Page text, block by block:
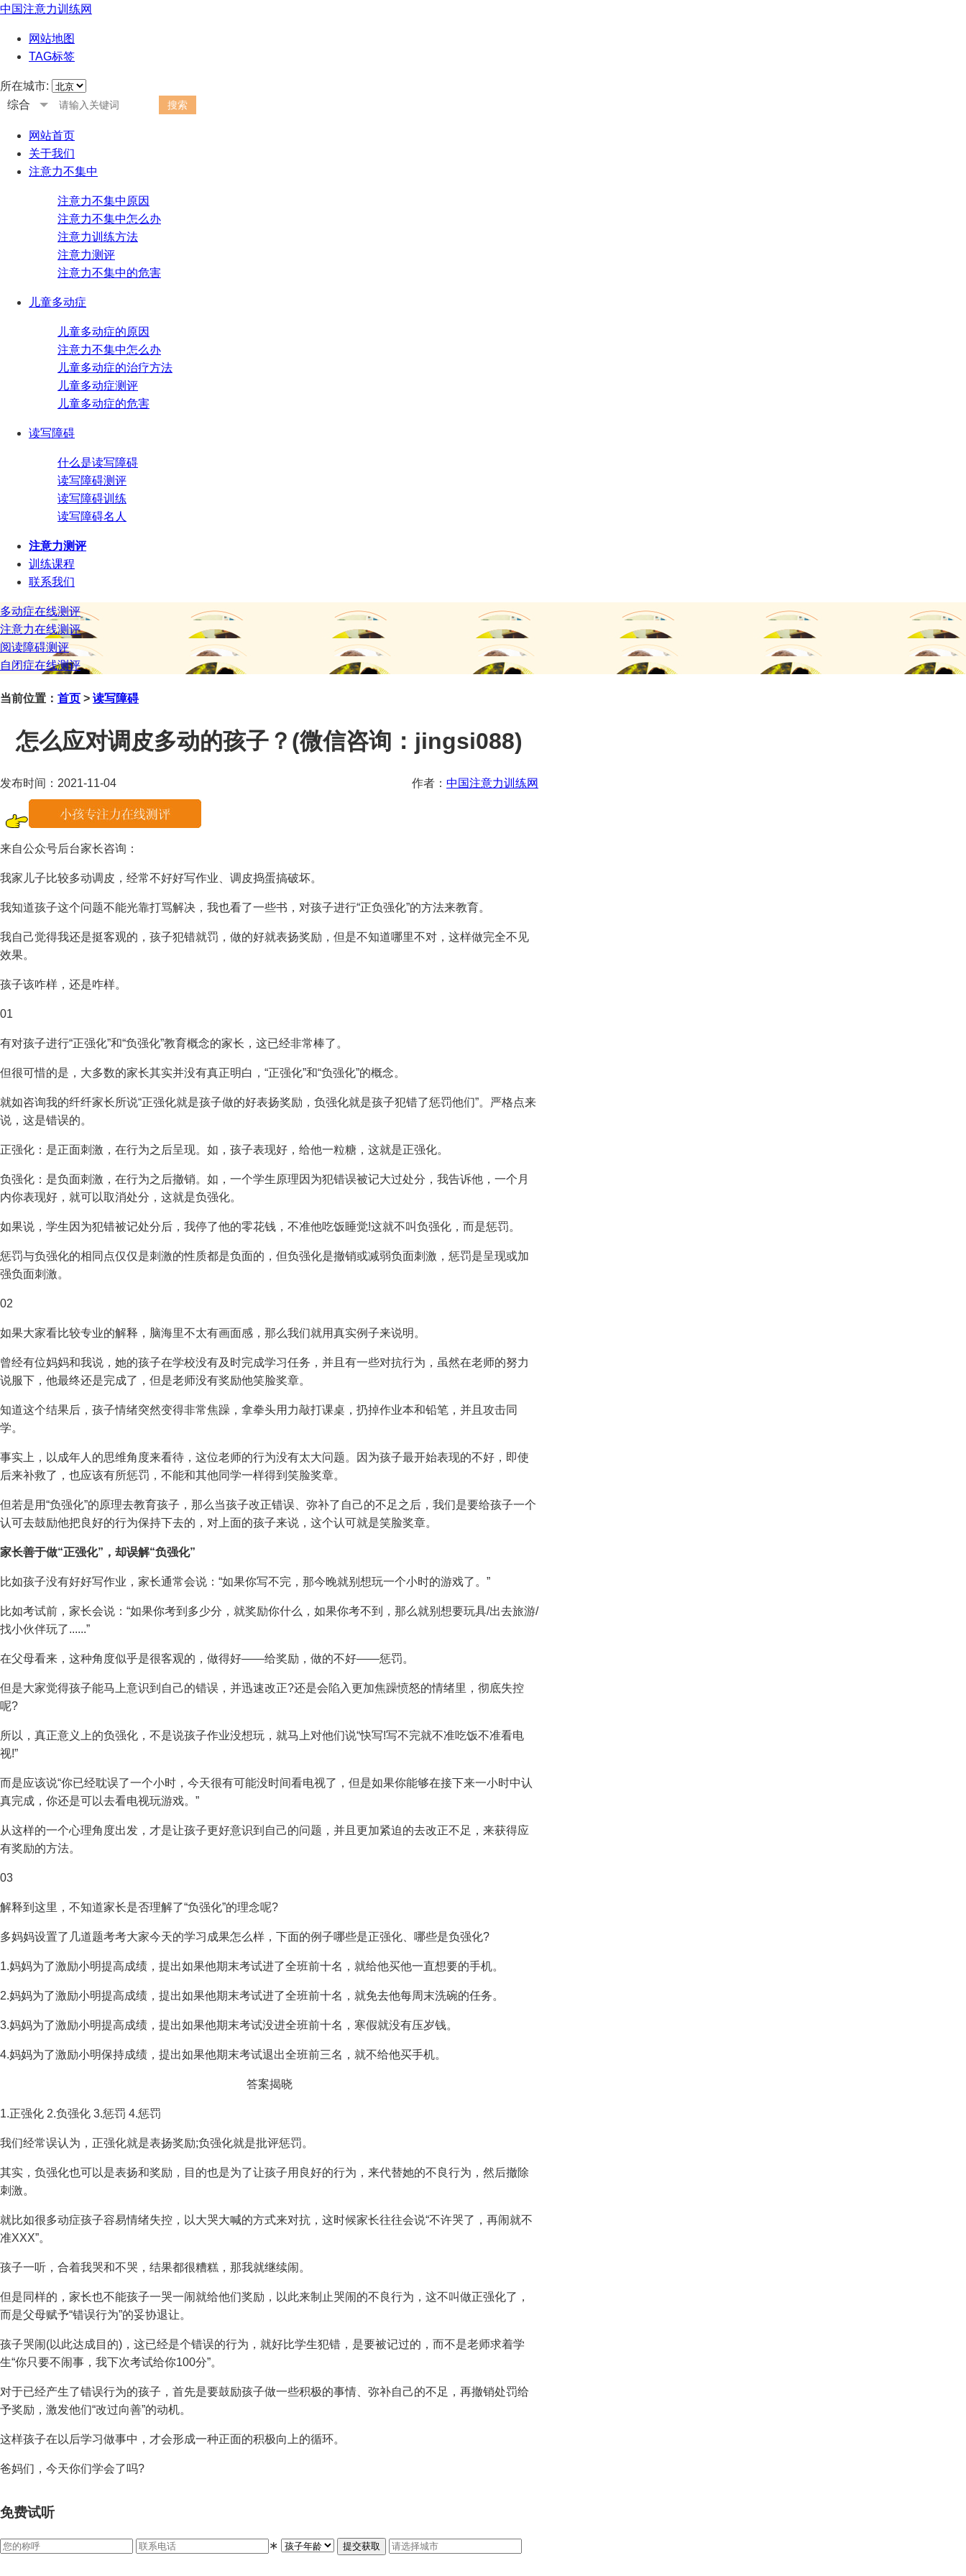
中国注意力训练网
网站地图
TAG标签
所在城市:
综合
网站首页
关于我们
注意力不集中
注意力不集中原因
注意力不集中怎么办
注意力训练方法
注意力测评
注意力不集中的危害
儿童多动症
儿童多动症的原因
注意力不集中怎么办
儿童多动症的治疗方法
儿童多动症测评
儿童多动症的危害
读写障碍
什么是读写障碍
读写障碍测评
读写障碍训练
读写障碍名人
注意力测评
训练课程
联系我们
多动症在线测评
注意力在线测评
阅读障碍测评
自闭症在线测评
当前位置： 首页 > 读写障碍
怎么应对调皮多动的孩子？(微信咨询：jingsi088)
作者： 中国注意力训练网
发布时间：2021-11-04
来自公众号后台家长咨询：
我家儿子比较多动调皮，经常不好好写作业、调皮捣蛋搞破坏。
我知道孩子这个问题不能光靠打骂解决，我也看了一些书，对孩子进行“正负强化”的方法来教育。
我自己觉得我还是挺客观的，孩子犯错就罚，做的好就表扬奖励，但是不知道哪里不对，这样做完全不见
效果。
孩子该咋样，还是咋样。
01
有对孩子进行“正强化”和“负强化”教育概念的家长，这已经非常棒了。
但很可惜的是，大多数的家长其实并没有真正明白，“正强化”和“负强化”的概念。
就如咨询我的纤纤家长所说“正强化就是孩子做的好表扬奖励，负强化就是孩子犯错了惩罚他们”。严格点来
说，这是错误的。
正强化：是正面刺激，在行为之后呈现。如，孩子表现好，给他一粒糖，这就是正强化。
负强化：是负面刺激，在行为之后撤销。如，一个学生原理因为犯错误被记大过处分，我告诉他，一个月
内你表现好，就可以取消处分，这就是负强化。
如果说，学生因为犯错被记处分后，我停了他的零花钱，不准他吃饭睡觉!这就不叫负强化，而是惩罚。
惩罚与负强化的相同点仅仅是刺激的性质都是负面的，但负强化是撤销或减弱负面刺激，惩罚是呈现或加
强负面刺激。
02
如果大家看比较专业的解释，脑海里不太有画面感，那么我们就用真实例子来说明。
曾经有位妈妈和我说，她的孩子在学校没有及时完成学习任务，并且有一些对抗行为，虽然在老师的努力
说服下，他最终还是完成了，但是老师没有奖励他笑脸奖章。
知道这个结果后，孩子情绪突然变得非常焦躁，拿拳头用力敲打课桌，扔掉作业本和铅笔，并且攻击同
学。
事实上，以成年人的思维角度来看待，这位老师的行为没有太大问题。因为孩子最开始表现的不好，即使
后来补救了，也应该有所惩罚，不能和其他同学一样得到笑脸奖章。
但若是用“负强化”的原理去教育孩子，那么当孩子改正错误、弥补了自己的不足之后，我们是要给孩子一个
认可去鼓励他把良好的行为保持下去的，对上面的孩子来说，这个认可就是笑脸奖章。
家长善于做“正强化”，却误解“负强化”
比如孩子没有好好写作业，家长通常会说：“如果你写不完，那今晚就别想玩一个小时的游戏了。”
比如考试前，家长会说：“如果你考到多少分，就奖励你什么，如果你考不到，那么就别想要玩具/出去旅游/
找小伙伴玩了......”
在父母看来，这种角度似乎是很客观的，做得好——给奖励，做的不好——惩罚。
但是大家觉得孩子能马上意识到自己的错误，并迅速改正?还是会陷入更加焦躁愤怒的情绪里，彻底失控
呢?
所以，真正意义上的负强化，不是说孩子作业没想玩，就马上对他们说“快写!写不完就不准吃饭不准看电
视!”
而是应该说“你已经耽误了一个小时，今天很有可能没时间看电视了，但是如果你能够在接下来一小时中认
真完成，你还是可以去看电视玩游戏。”
从这样的一个心理角度出发，才是让孩子更好意识到自己的问题，并且更加紧迫的去改正不足，来获得应
有奖励的方法。
03
解释到这里，不知道家长是否理解了“负强化”的理念呢?
多妈妈设置了几道题考考大家今天的学习成果怎么样，下面的例子哪些是正强化、哪些是负强化?
1.妈妈为了激励小明提高成绩，提出如果他期末考试进了全班前十名，就给他买他一直想要的手机。
2.妈妈为了激励小明提高成绩，提出如果他期末考试进了全班前十名，就免去他每周末洗碗的任务。
3.妈妈为了激励小明提高成绩，提出如果他期末考试没进全班前十名，寒假就没有压岁钱。
4.妈妈为了激励小明保持成绩，提出如果他期末考试退出全班前三名，就不给他买手机。
答案揭晓
1.正强化 2.负强化 3.惩罚 4.惩罚
我们经常误认为，正强化就是表扬奖励;负强化就是批评惩罚。
其实，负强化也可以是表扬和奖励，目的也是为了让孩子用良好的行为，来代替她的不良行为，然后撤除
刺激。
就比如很多动症孩子容易情绪失控，以大哭大喊的方式来对抗，这时候家长往往会说“不许哭了，再闹就不
准XXX”。
孩子一听，合着我哭和不哭，结果都很糟糕，那我就继续闹。
但是同样的，家长也不能孩子一哭一闹就给他们奖励，以此来制止哭闹的不良行为，这不叫做正强化了，
而是父母赋予“错误行为”的妥协退让。
孩子哭闹(以此达成目的)，这已经是个错误的行为，就好比学生犯错，是要被记过的，而不是老师求着学
生“你只要不闹事，我下次考试给你100分”。
对于已经产生了错误行为的孩子，首先是要鼓励孩子做一些积极的事情、弥补自己的不足，再撤销处罚给
予奖励，激发他们“改过向善”的动机。
这样孩子在以后学习做事中，才会形成一种正面的积极向上的循环。
爸妈们，今天你们学会了吗?
免费试听
∗